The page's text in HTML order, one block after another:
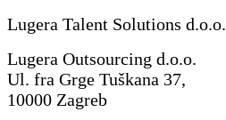
Lugera Talent Solutions d.o.o.
Lugera Outsourcing d.o.o.
Ul. fra Grge Tuškana 37,
10000 Zagreb